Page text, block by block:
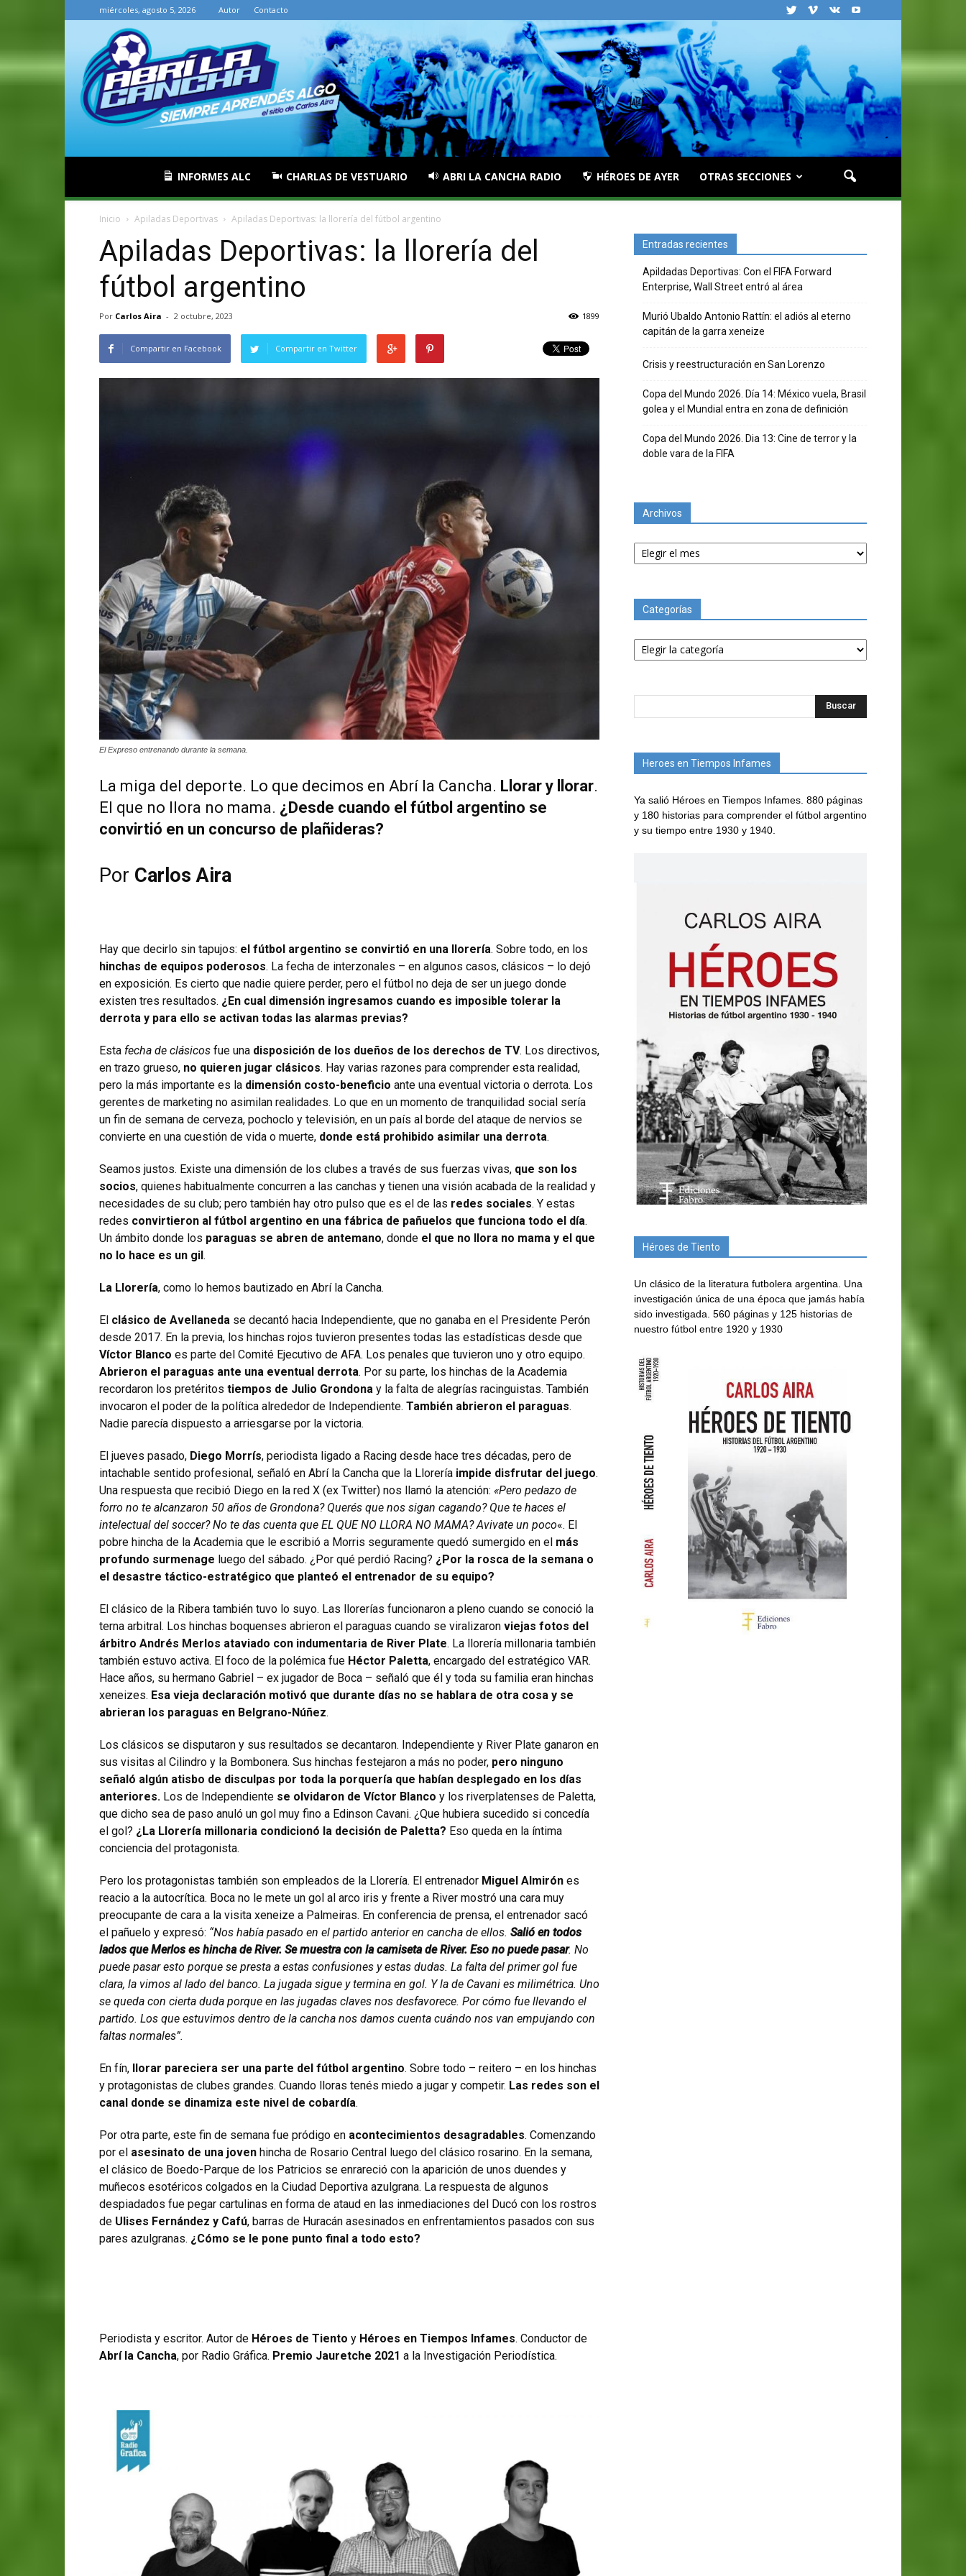
miércoles, agosto 5, 2026 Autor Contacto
INFORMES ALC CHARLAS DE VESTUARIO ABRI LA CANCHA RADIO HÉROES DE AYER OTRAS SECCIONES
Inicio Apiladas Deportivas Apiladas Deportivas: la llorería del fútbol argentino
Apiladas Deportivas: la llorería del
fútbol argentino
Por Carlos Aira - 2 octubre, 2023 1899
Compartir en Facebook Compartir en Twitter
El Expreso entrenando durante la semana.
La miga del deporte. Lo que decimos en Abrí la Cancha. Llorar y llorar.
El que no llora no mama. ¿Desde cuando el fútbol argentino se
convirtió en un concurso de plañideras?
Por Carlos Aira
Hay que decirlo sin tapujos: el fútbol argentino se convirtió en una llorería. Sobre todo, en los
hinchas de equipos poderosos. La fecha de interzonales – en algunos casos, clásicos – lo dejó
en exposición. Es cierto que nadie quiere perder, pero el fútbol no deja de ser un juego donde
existen tres resultados. ¿En cual dimensión ingresamos cuando es imposible tolerar la
derrota y para ello se activan todas las alarmas previas?
Esta fecha de clásicos fue una disposición de los dueños de los derechos de TV. Los directivos,
en trazo grueso, no quieren jugar clásicos. Hay varias razones para comprender esta realidad,
pero la más importante es la dimensión costo-beneficio ante una eventual victoria o derrota. Los
gerentes de marketing no asimilan realidades. Lo que en un momento de tranquilidad social sería
un fin de semana de cerveza, pochoclo y televisión, en un país al borde del ataque de nervios se
convierte en una cuestión de vida o muerte, donde está prohibido asimilar una derrota.
Seamos justos. Existe una dimensión de los clubes a través de sus fuerzas vivas, que son los
socios, quienes habitualmente concurren a las canchas y tienen una visión acabada de la realidad y
necesidades de su club; pero también hay otro pulso que es el de las redes sociales. Y estas
redes convirtieron al fútbol argentino en una fábrica de pañuelos que funciona todo el día.
Un ámbito donde los paraguas se abren de antemano, donde el que no llora no mama y el que
no lo hace es un gil.
La Llorería, como lo hemos bautizado en Abrí la Cancha.
El clásico de Avellaneda se decantó hacia Independiente, que no ganaba en el Presidente Perón
desde 2017. En la previa, los hinchas rojos tuvieron presentes todas las estadísticas desde que
Víctor Blanco es parte del Comité Ejecutivo de AFA. Los penales que tuvieron uno y otro equipo.
Abrieron el paraguas ante una eventual derrota. Por su parte, los hinchas de la Academia
recordaron los pretéritos tiempos de Julio Grondona y la falta de alegrías racinguistas. También
invocaron el poder de la política alrededor de Independiente. También abrieron el paraguas.
Nadie parecía dispuesto a arriesgarse por la victoria.
El jueves pasado, Diego Morrís, periodista ligado a Racing desde hace tres décadas, pero de
intachable sentido profesional, señaló en Abrí la Cancha que la Llorería impide disfrutar del juego.
Una respuesta que recibió Diego en la red X (ex Twitter) nos llamó la atención: «Pero pedazo de
forro no te alcanzaron 50 años de Grondona? Querés que nos sigan cagando? Que te haces el
intelectual del soccer? No te das cuenta que EL QUE NO LLORA NO MAMA? Avivate un poco«. El
pobre hincha de la Academia que le escribió a Morris seguramente quedó sumergido en el más
profundo surmenage luego del sábado. ¿Por qué perdió Racing? ¿Por la rosca de la semana o
el desastre táctico-estratégico que planteó el entrenador de su equipo?
El clásico de la Ribera también tuvo lo suyo. Las llorerías funcionaron a pleno cuando se conoció la
terna arbitral. Los hinchas boquenses abrieron el paraguas cuando se viralizaron viejas fotos del
árbitro Andrés Merlos ataviado con indumentaria de River Plate. La llorería millonaria también
también estuvo activa. El foco de la polémica fue Héctor Paletta, encargado del estratégico VAR.
Hace años, su hermano Gabriel – ex jugador de Boca – señaló que él y toda su familia eran hinchas
xeneizes. Esa vieja declaración motivó que durante días no se hablara de otra cosa y se
abrieran los paraguas en Belgrano-Núñez.
Los clásicos se disputaron y sus resultados se decantaron. Independiente y River Plate ganaron en
sus visitas al Cilindro y la Bombonera. Sus hinchas festejaron a más no poder, pero ninguno
señaló algún atisbo de disculpas por toda la porquería que habían desplegado en los días
anteriores. Los de Independiente se olvidaron de Víctor Blanco y los riverplatenses de Paletta,
que dicho sea de paso anuló un gol muy fino a Edinson Cavani. ¿Que hubiera sucedido si concedía
el gol? ¿La Llorería millonaria condicionó la decisión de Paletta? Eso queda en la íntima
conciencia del protagonista.
Pero los protagonistas también son empleados de la Llorería. El entrenador Miguel Almirón es
reacio a la autocrítica. Boca no le mete un gol al arco iris y frente a River mostró una cara muy
preocupante de cara a la visita xeneize a Palmeiras. En conferencia de prensa, el entrenador sacó
el pañuelo y expresó: “Nos había pasado en el partido anterior en cancha de ellos. Salió en todos
lados que Merlos es hincha de River. Se muestra con la camiseta de River. Eso no puede pasar. No
puede pasar esto porque se presta a estas confusiones y estas dudas. La falta del primer gol fue
clara, la vimos al lado del banco. La jugada sigue y termina en gol. Y la de Cavani es milimétrica. Uno
se queda con cierta duda porque en las jugadas claves nos desfavorece. Por cómo fue llevando el
partido. Los que estuvimos dentro de la cancha nos damos cuenta cuándo nos van empujando con
faltas normales”.
En fín, llorar pareciera ser una parte del fútbol argentino. Sobre todo – reitero – en los hinchas
y protagonistas de clubes grandes. Cuando lloras tenés miedo a jugar y competir. Las redes son el
canal donde se dinamiza este nivel de cobardía.
Por otra parte, este fin de semana fue pródigo en acontecimientos desagradables. Comenzando
por el asesinato de una joven hincha de Rosario Central luego del clásico rosarino. En la semana,
el clásico de Boedo-Parque de los Patricios se enrareció con la aparición de unos duendes y
muñecos esotéricos colgados en la Ciudad Deportiva azulgrana. La respuesta de algunos
despiadados fue pegar cartulinas en forma de ataud en las inmediaciones del Ducó con los rostros
de Ulises Fernández y Cafú, barras de Huracán asesinados en enfrentamientos pasados con sus
pares azulgranas. ¿Cómo se le pone punto final a todo esto?
Periodista y escritor. Autor de Héroes de Tiento y Héroes en Tiempos Infames. Conductor de
Abrí la Cancha, por Radio Gráfica. Premio Jauretche 2021 a la Investigación Periodística.
Entradas recientes
Apildadas Deportivas: Con el FIFA Forward
Enterprise, Wall Street entró al área
Murió Ubaldo Antonio Rattín: el adiós al eterno
capitán de la garra xeneize
Crisis y reestructuración en San Lorenzo
Copa del Mundo 2026. Día 14: México vuela, Brasil
golea y el Mundial entra en zona de definición
Copa del Mundo 2026. Dia 13: Cine de terror y la
doble vara de la FIFA
Archivos
Archivos
Categorías
Categorías
Heroes en Tiempos Infames
Ya salió Héroes en Tiempos Infames. 880 páginas
y 180 historias para comprender el fútbol argentino
y su tiempo entre 1930 y 1940.
Héroes de Tiento
Un clásico de la literatura futbolera argentina. Una
investigación única de una época que jamás había
sido investigada. 560 páginas y 125 historias de
nuestro fútbol entre 1920 y 1930